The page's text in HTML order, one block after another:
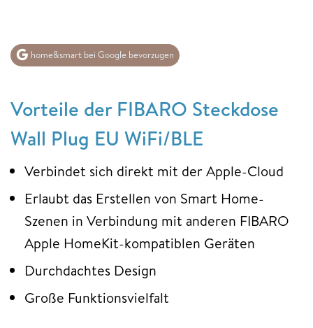
home&smart bei Google bevorzugen
Vorteile der FIBARO Steckdose
Wall Plug EU WiFi/BLE
Verbindet sich direkt mit der Apple-Cloud
Erlaubt das Erstellen von Smart Home-
Szenen in Verbindung mit anderen FIBARO
Apple HomeKit-kompatiblen Geräten
Durchdachtes Design
Große Funktionsvielfalt